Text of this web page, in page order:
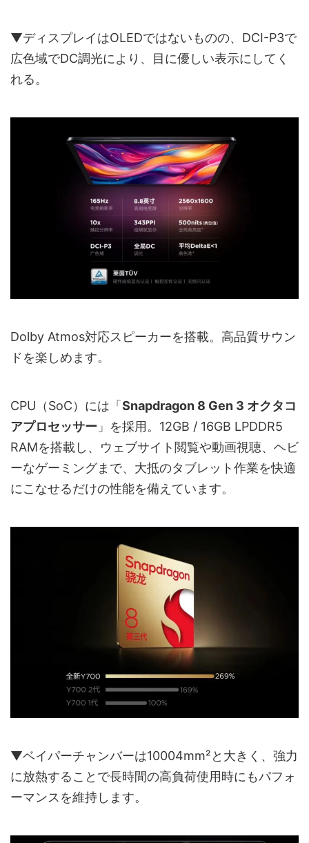
▼ディスプレイはOLEDではないものの、DCI-P3で
広色域でDC調光により、目に優しい表示にしてく
れる。
Dolby Atmos対応スピーカーを搭載。高品質サウン
ドを楽しめます。
CPU（SoC）には「 Snapdragon 8 Gen 3 オクタコ
アプロセッサー 」を採用。12GB / 16GB LPDDR5
RAMを搭載し、ウェブサイト閲覧や動画視聴、ヘビ
ーなゲーミングまで、大抵のタブレット作業を快適
にこなせるだけの性能を備えています。
▼ベイパーチャンバーは10004mm²と大きく、強力
に放熱することで長時間の高負荷使用時にもパフォ
ーマンスを維持します。